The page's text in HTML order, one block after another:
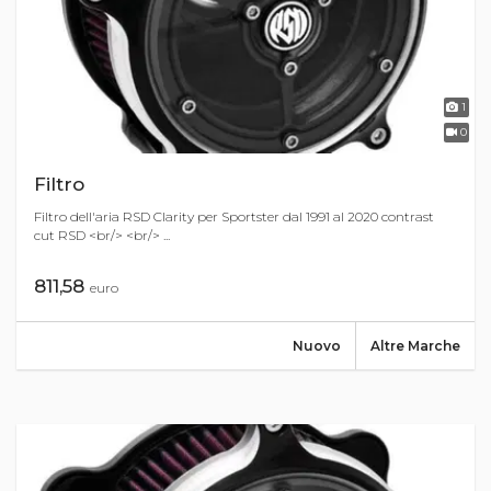
1
0
Filtro
Filtro dell'aria RSD Clarity per Sportster dal 1991 al 2020 contrast
cut RSD <br/> <br/> ...
811,58 euro
Altre Marche
Nuovo